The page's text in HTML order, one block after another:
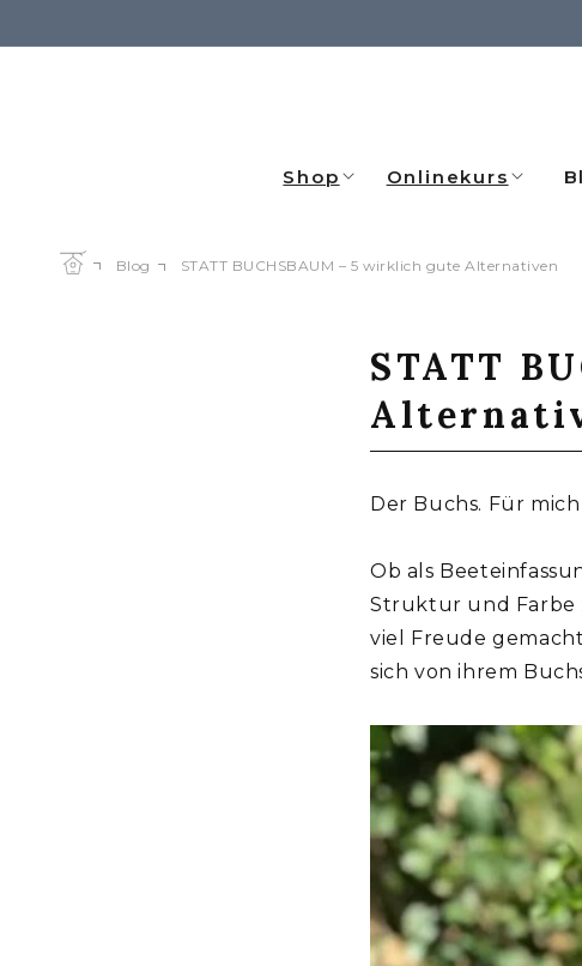
Inhalt
Shop Onlinekurs
Blog STATT BUCHSBAUM – 5 wirklich gute Alternativen
STATT
Der Buchs. Für
Ob als
Struktur und Farbe
viel Freude
sich von ihrem